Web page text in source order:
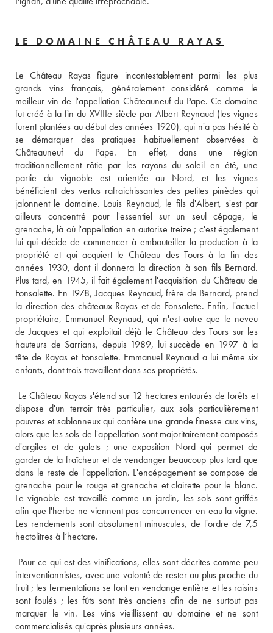
LE DOMAINE CHÂTEAU RAYAS
Le Château Rayas figure incontestablement parmi les plus
grands vins français, généralement considéré comme le
meilleur vin de l'appellation Châteauneuf-du-Pape. Ce domaine
fut créé à la fin du XVIIIe siècle par Albert Reynaud (les vignes
furent plantées au début des années 1920), qui n'a pas hésité à
se démarquer des pratiques habituellement observées à
Châteauneuf du Pape. En effet, dans une région
traditionnellement rôtie par les rayons du soleil en été, une
partie du vignoble est orientée au Nord, et les vignes
bénéficient des vertus rafraichissantes des petites pinèdes qui
jalonnent le domaine. Louis Reynaud, le fils d'Albert, s'est par
ailleurs concentré pour l'essentiel sur un seul cépage, le
grenache, là où l'appellation en autorise treize ; c'est également
lui qui décide de commencer à embouteiller la production à la
propriété et qui acquiert le Château des Tours à la fin des
années 1930, dont il donnera la direction à son fils Bernard.
Plus tard, en 1945, il fait également l'acquisition du Château de
Fonsalette. En 1978, Jacques Reynaud, frère de Bernard, prend
la direction des châteaux Rayas et de Fonsalette. Enfin, l'actuel
propriétaire, Emmanuel Reynaud, qui n'est autre que le neveu
de Jacques et qui exploitait déjà le Château des Tours sur les
hauteurs de Sarrians, depuis 1989, lui succède en 1997 à la
tête de Rayas et Fonsalette. Emmanuel Reynaud a lui même six
enfants, dont trois travaillent dans ses propriétés.
Le Château Rayas s'étend sur 12 hectares entourés de forêts et
dispose d'un terroir très particulier, aux sols particulièrement
pauvres et sablonneux qui confère une grande finesse aux vins,
alors que les sols de l'appellation sont majoritairement composés
d'argiles et de galets ; une exposition Nord qui permet de
garder de la fraîcheur et de vendanger beaucoup plus tard que
dans le reste de l'appellation. L'encépagement se compose de
grenache pour le rouge et grenache et clairette pour le blanc.
Le vignoble est travaillé comme un jardin, les sols sont griffés
afin que l'herbe ne viennent pas concurrencer en eau la vigne.
Les rendements sont absolument minuscules, de l'ordre de 7,5
hectolitres à l’hectare.
Pour ce qui est des vinifications, elles sont décrites comme peu
interventionnistes, avec une volonté de rester au plus proche du
fruit ; les fermentations se font en vendange entière et les raisins
sont foulés ; les fûts sont très anciens afin de ne surtout pas
marquer le vin. Les vins vieillissent au domaine et ne sont
commercialisés qu'après plusieurs années.